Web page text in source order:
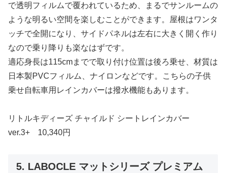
で透明フィルムで覆われているため、まるでサンルームの
ような明るい空間を楽しむことができます。屋根はワンタ
ッチで全開になり、サイドパネルは左右に大きく開く作り
なので乗り降りも楽なはずです。
適応身長は115cmまでで取り付け位置は後ろ乗せ、材質は
日本製PVCフィルム、ナイロンなどです。こちらの子供
乗せ自転車用レインカバーは撥水機能もあります。
リトルキディーズ チャイルド シートレインカバー
ver.3+ 10,340円
5. LABOCLE マットシリーズ プレミアム